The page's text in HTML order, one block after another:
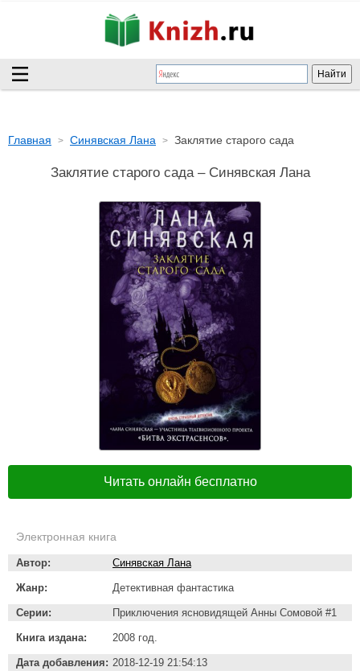
Главная Синявская Лана Заклятие старого сада
Заклятие старого сада – Синявская Лана
Читать онлайн бесплатно
Электронная книга
Автор: Синявская Лана
Жанр: Детективная фантастика
Серии: Приключения ясновидящей Анны Сомовой #1
Книга издана: 2008 год.
Дата добавления: 2018-12-19 21:54:13